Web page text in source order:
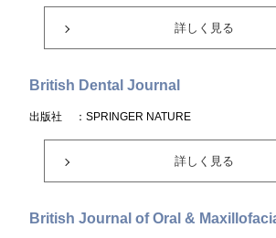
詳しく見る
British Dental Journal
出版社 ：SPRINGER NATURE
詳しく見る
British Journal of Oral &